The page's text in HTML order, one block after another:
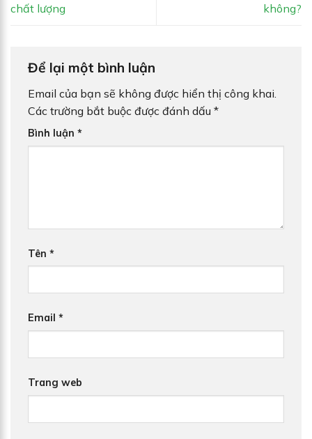
chất lượng
không?
Để lại một bình luận
Email của bạn sẽ không được hiển thị công khai.
Các trường bắt buộc được đánh dấu *
Bình luận *
Tên *
Email *
Trang web